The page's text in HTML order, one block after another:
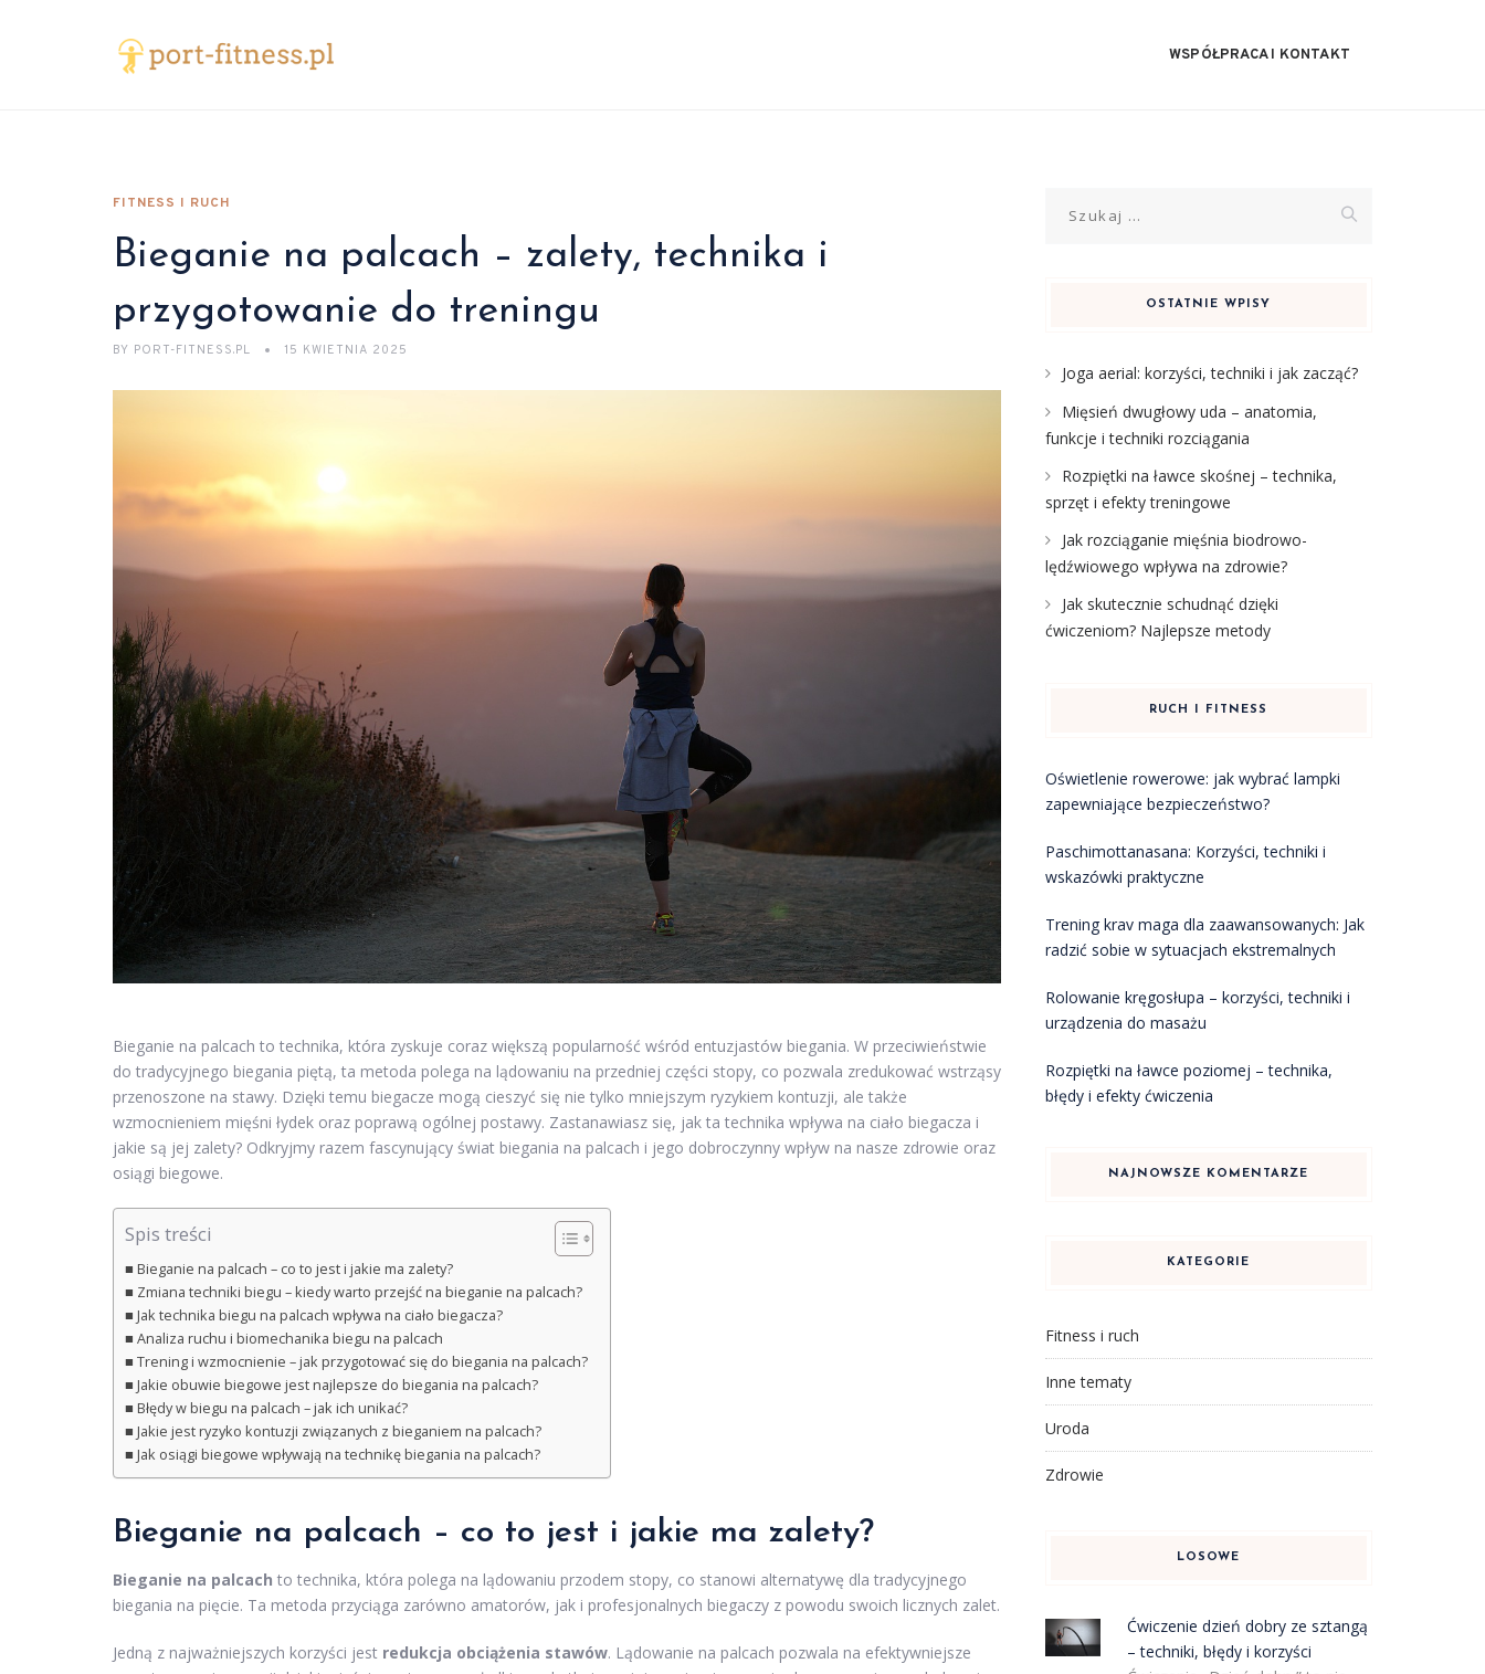
WSPÓŁPRACA I KONTAKT
FITNESS I RUCH
Bieganie na palcach – zalety, technika i
przygotowanie do treningu
BY PORT-FITNESS.PL 15 KWIETNIA 2025
Bieganie na palcach to technika, która zyskuje coraz większą popularność wśród entuzjastów biegania. W przeciwieństwie
do tradycyjnego biegania piętą, ta metoda polega na lądowaniu na przedniej części stopy, co pozwala zredukować wstrząsy
przenoszone na stawy. Dzięki temu biegacze mogą cieszyć się nie tylko mniejszym ryzykiem kontuzji, ale także
wzmocnieniem mięśni łydek oraz poprawą ogólnej postawy. Zastanawiasz się, jak ta technika wpływa na ciało biegacza i
jakie są jej zalety? Odkryjmy razem fascynujący świat biegania na palcach i jego dobroczynny wpływ na nasze zdrowie oraz
osiągi biegowe.
Spis treści
Bieganie na palcach – co to jest i jakie ma zalety?
Zmiana techniki biegu – kiedy warto przejść na bieganie na palcach?
Jak technika biegu na palcach wpływa na ciało biegacza?
Analiza ruchu i biomechanika biegu na palcach
Trening i wzmocnienie – jak przygotować się do biegania na palcach?
Jakie obuwie biegowe jest najlepsze do biegania na palcach?
Błędy w biegu na palcach – jak ich unikać?
Jakie jest ryzyko kontuzji związanych z bieganiem na palcach?
Jak osiągi biegowe wpływają na technikę biegania na palcach?
Bieganie na palcach – co to jest i jakie ma zalety?
Bieganie na palcach to technika, która polega na lądowaniu przodem stopy, co stanowi alternatywę dla tradycyjnego
biegania na pięcie. Ta metoda przyciąga zarówno amatorów, jak i profesjonalnych biegaczy z powodu swoich licznych zalet.
Jedną z najważniejszych korzyści jest redukcja obciążenia stawów. Lądowanie na palcach pozwala na efektywniejsze
OSTATNIE WPISY
Joga aerial: korzyści, techniki i jak zacząć?
Mięsień dwugłowy uda – anatomia,
funkcje i techniki rozciągania
Rozpiętki na ławce skośnej – technika,
sprzęt i efekty treningowe
Jak rozciąganie mięśnia biodrowo-
lędźwiowego wpływa na zdrowie?
Jak skutecznie schudnąć dzięki
ćwiczeniom? Najlepsze metody
RUCH I FITNESS
Oświetlenie rowerowe: jak wybrać lampki
zapewniające bezpieczeństwo?
Paschimottanasana: Korzyści, techniki i
wskazówki praktyczne
Trening krav maga dla zaawansowanych: Jak
radzić sobie w sytuacjach ekstremalnych
Rolowanie kręgosłupa – korzyści, techniki i
urządzenia do masażu
Rozpiętki na ławce poziomej – technika,
błędy i efekty ćwiczenia
NAJNOWSZE KOMENTARZE
KATEGORIE
Fitness i ruch
Inne tematy
Uroda
Zdrowie
LOSOWE
Ćwiczenie dzień dobry ze sztangą
– techniki, błędy i korzyści